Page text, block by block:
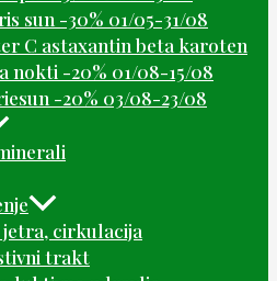
sun -30% 01/05-31/08
C astaxantin beta karoten
nokti -20% 01/08-15/08
-20% 03/08-23/08
jetra, cirkulacija
trakt